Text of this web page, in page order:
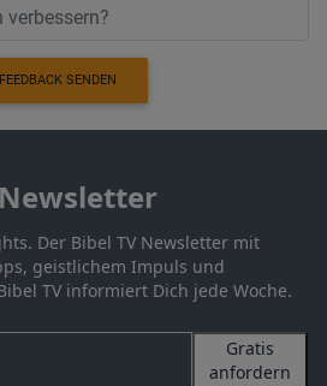
FEEDBACK SENDEN
Der Bibel TV Newsletter mit
geistlichem Impuls und
TV informiert Dich jede Woche.
Gratis
anfordern